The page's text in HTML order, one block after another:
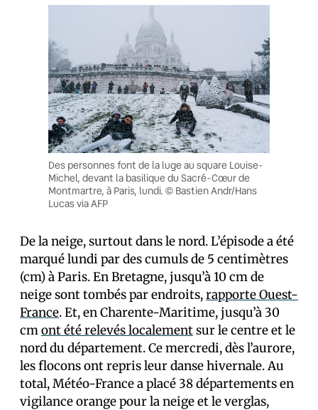
Des personnes font de la luge au square Louise-
Michel, devant la basilique du Sacré-Cœur de
Montmartre, à Paris, lundi. © Bastien Andr/Hans
Lucas via AFP
De la neige, surtout dans le nord. L’épisode a été
marqué lundi par des cumuls de 5 centimètres
(cm) à Paris. En Bretagne, jusqu’à 10 cm de
neige sont tombés par endroits,rapporte Ouest-
France. Et, en Charente-Maritime, jusqu’à 30
cmont été relevés localementsur le centre et le
nord du département. Ce mercredi, dès l’aurore,
les flocons ont repris leur danse hivernale. Au
total, Météo-France a placé 38 départements en
vigilance orange pour la neige et le verglas,